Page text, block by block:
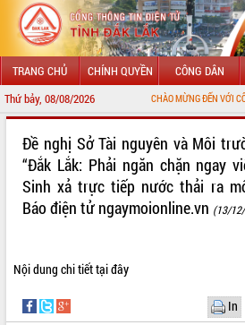
TRANG CHỦ CHÍNH QUYỀN CÔNG DÂN
Thứ bảy, 08/08/2026 CHÀO MỪNG ĐẾN VỚI CỔNG
LÃNH ĐẠO UBND TỈNH
TIN TỨC SỰ KIỆN
UBND CÁC XÃ, PHƯỜNG
THÔNG TIN CHỈ ĐẠO ĐIỀU HÀNH
Đề nghị Sở Tài nguyên và Môi
“Đắk Lắk: Phải ngăn chặn ngay
Sinh xả trực tiếp nước thải ra
Báo điện tử ngaymoionline.vn (13/
Nội dung chi tiếttại đây
In